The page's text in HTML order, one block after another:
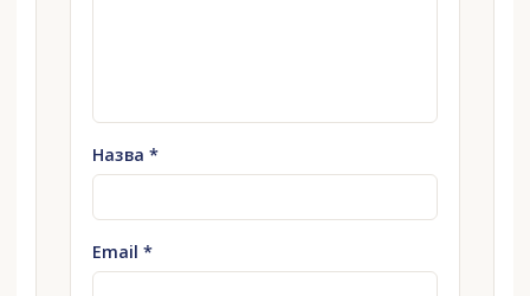
Назва *
Email *